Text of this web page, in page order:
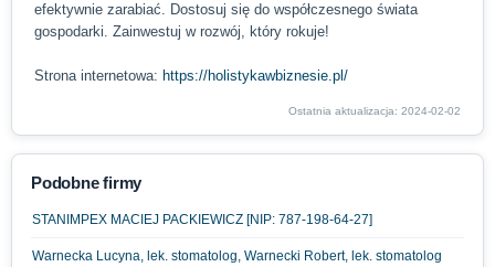
efektywnie zarabiać. Dostosuj się do współczesnego świata
gospodarki. Zainwestuj w rozwój, który rokuje!
Strona internetowa: https://holistykawbiznesie.pl/
Ostatnia aktualizacja: 2024-02-02
Podobne firmy
STANIMPEX MACIEJ PACKIEWICZ [NIP: 787-198-64-27]
Warnecka Lucyna, lek. stomatolog, Warnecki Robert, lek. stomatolog